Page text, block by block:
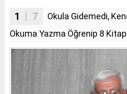
1 | 7
Okula Gidemedi,
Okuma Yazma Öğrenip 8 Kitap